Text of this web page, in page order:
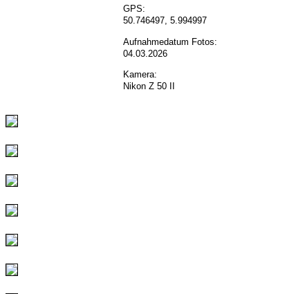
GPS:
50.746497, 5.994997
Aufnahmedatum Fotos:
04.03.2026
Kamera:
Nikon Z 50 II